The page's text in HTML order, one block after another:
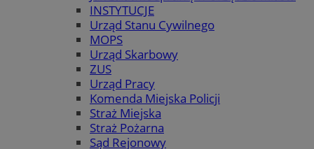
INSTYTUCJE
Urząd Stanu Cywilnego
MOPS
Urząd Skarbowy
ZUS
Urząd Pracy
Komenda Miejska Policji
Straż Miejska
Straż Pożarna
Sąd Rejonowy